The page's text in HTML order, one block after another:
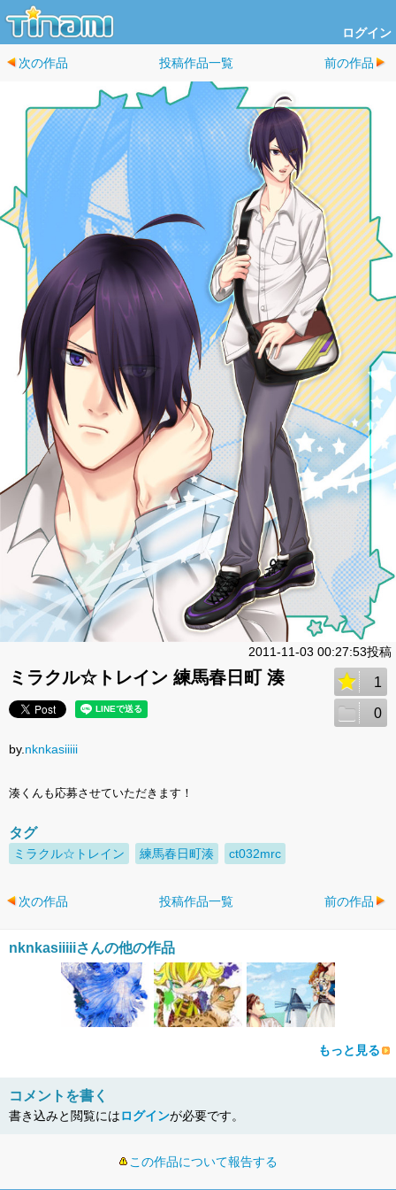
ログイン
次の作品 投稿作品一覧 前の作品
2011-11-03 00:27:53投稿
ミラクル☆トレイン 練馬春日町 湊 1
0
by. nknkasiiiii
湊くんも応募させていただきます！
タグ
ミラクル☆トレイン 練馬春日町湊 ct032mrc
次の作品 投稿作品一覧 前の作品
nknkasiiiiiさんの他の作品
もっと見る
コメントを書く
書き込みと閲覧にはログインが必要です。
この作品について報告する